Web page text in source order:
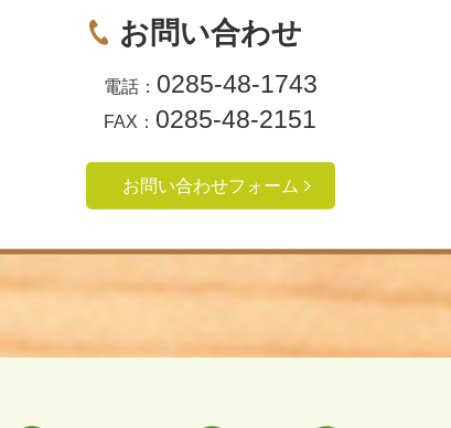
お問い合わせ
電話： 0285-48-1743
FAX： 0285-48-2151
お問い合わせフォーム